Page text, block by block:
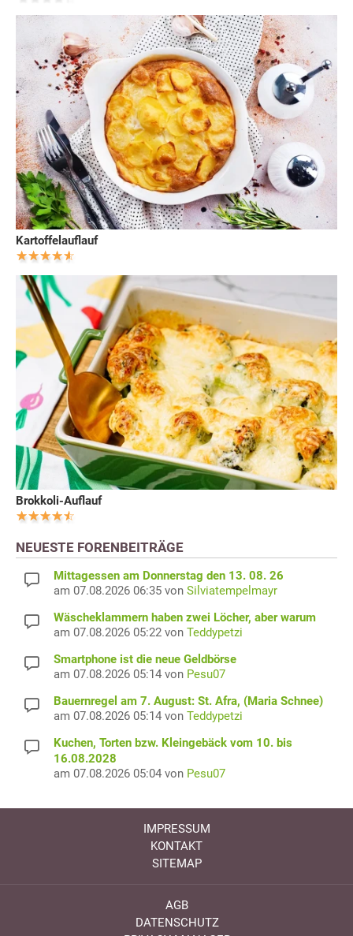
Kartoffelauflauf
Brokkoli-Auflauf
NEUESTE FORENBEITRÄGE
Mittagessen am Donnerstag den 13. 08. 26
am 07.08.2026 06:35 von Silviatempelmayr
Wäscheklammern haben zwei Löcher, aber warum
am 07.08.2026 05:22 von Teddypetzi
Smartphone ist die neue Geldbörse
am 07.08.2026 05:14 von Pesu07
Bauernregel am 7. August: St. Afra, (Maria Schnee)
am 07.08.2026 05:14 von Teddypetzi
Kuchen, Torten bzw. Kleingebäck vom 10. bis
16.08.2028
am 07.08.2026 05:04 von Pesu07
IMPRESSUM
KONTAKT
SITEMAP
AGB
DATENSCHUTZ